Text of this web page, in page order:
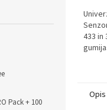
Pack + 100
433 in
Opis